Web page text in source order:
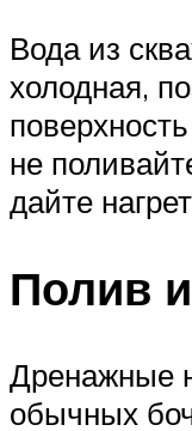
Вода из
холодная,
не
дайте
Полив
Дренажные
обычных